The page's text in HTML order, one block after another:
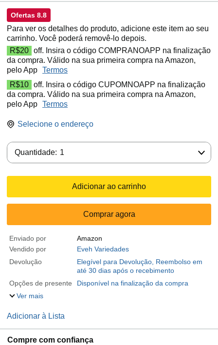
Ofertas 8.8
Para ver os detalhes do produto, adicione este item ao seu
carrinho. Você poderá removê-lo depois.
R$20 off. Insira o código COMPRANOAPP na finalização
da compra. Válido na sua primeira compra na Amazon,
pelo App Termos
R$10 off. Insira o código CUPOMNOAPP na finalização
da compra. Válido na sua primeira compra na Amazon,
pelo App Termos
Selecione o endereço
Quantidade: 1
Adicionar ao carrinho
Comprar agora
Enviado por
Amazon
Vendido por
Eveh Variedades
Devolução
Elegível para Devolução, Reembolso em
até 30 dias após o recebimento
Opções de presente
Disponível na finalização da compra
Ver mais
Adicionar à Lista
Compre com confiança